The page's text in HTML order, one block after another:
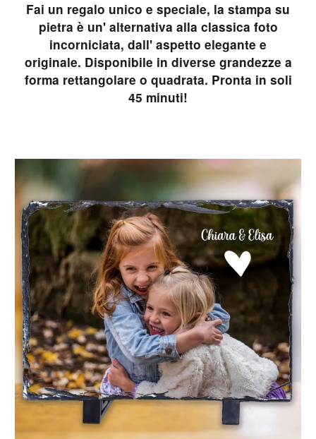
Fai un regalo unico e speciale, la stampa su
pietra è un' alternativa alla classica foto
incorniciata, dall' aspetto elegante e
originale. Disponibile in diverse grandezze a
forma rettangolare o quadrata. Pronta in soli
45 minuti!